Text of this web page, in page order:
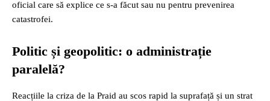
oficial care să explice ce s-a făcut sau nu pentru prevenirea
catastrofei.
Politic și geopolitic: o administrație
paralelă?
Reacțiile la criza de la Praid au scos rapid la suprafață și un strat